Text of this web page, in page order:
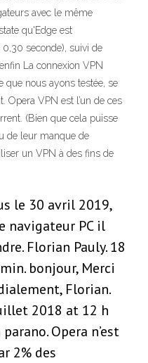
avec le même
qu'Edge est
seconde), suivi de
La connexion VPN
que nous ayons testée, se
Opera VPN est l’un de ces
(Bien que cela puisse
de leur manque de
un VPN à des fins de
le 30 avril 2019,
navigateur PC il
Florian Pauly. 18
bonjour, Merci
Florian.
2018 at 12 h
Opera n’est
2% des